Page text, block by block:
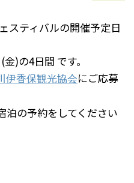
スティバルの開催予定日
)の4日間 です。
伊香保観光協会にご応募
泊の予約をしてください